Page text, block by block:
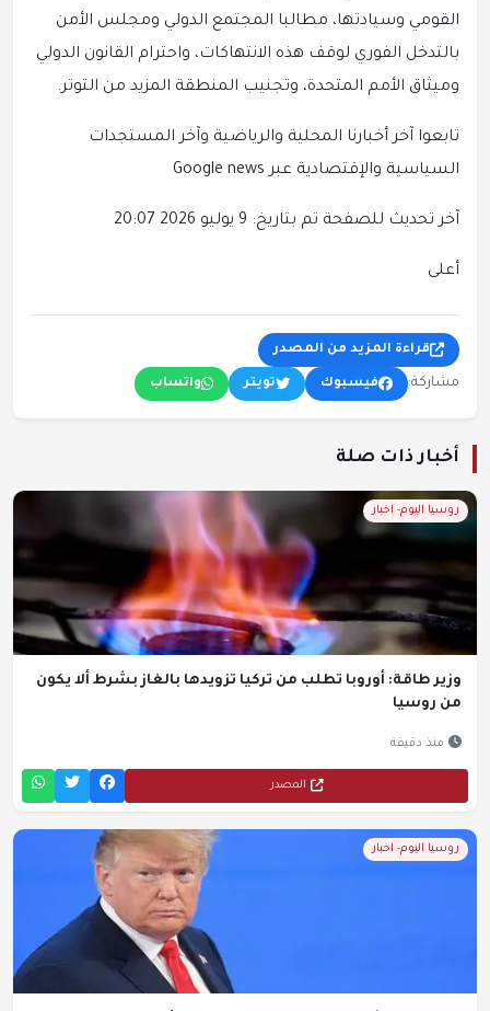
القومي وسيادتها، مطالبا المجتمع الدولي ومجلس الأمن
بالتدخل الفوري لوقف هذه الانتهاكات، واحترام القانون الدولي
وميثاق الأمم المتحدة، وتجنيب المنطقة المزيد من التوتر.
تابعوا آخر أخبارنا المحلية والرياضية وآخر المستجدات
السياسية والإقتصادية عبر Google news
آخر تحديث للصفحة تم بتاريخ: 9 يوليو 2026 20:07
أعلى
قراءة المزيد من المصدر
مشاركة: فيسبوك تويتر واتساب
أخبار ذات صلة
روسيا اليوم- اخبار
وزير طاقة: أوروبا تطلب من تركيا تزويدها بالغاز بشرط ألا يكون
من روسيا
منذ دقيقة
المصدر
روسيا اليوم- اخبار